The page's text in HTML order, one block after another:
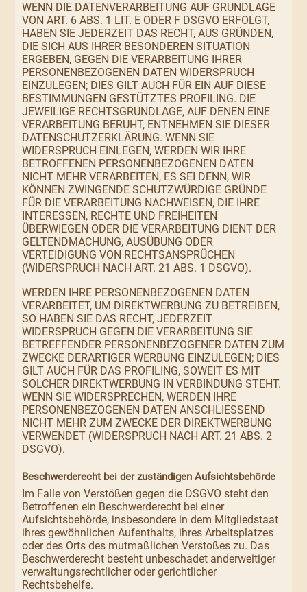
WENN DIE DATENVERARBEITUNG AUF GRUNDLAGE
VON ART. 6 ABS. 1 LIT. E ODER F DSGVO ERFOLGT,
HABEN SIE JEDERZEIT DAS RECHT, AUS GRÜNDEN,
DIE SICH AUS IHRER BESONDEREN SITUATION
ERGEBEN, GEGEN DIE VERARBEITUNG IHRER
PERSONENBEZOGENEN DATEN WIDERSPRUCH
EINZULEGEN; DIES GILT AUCH FÜR EIN AUF DIESE
BESTIMMUNGEN GESTÜTZTES PROFILING. DIE
JEWEILIGE RECHTSGRUNDLAGE, AUF DENEN EINE
VERARBEITUNG BERUHT, ENTNEHMEN SIE DIESER
DATENSCHUTZERKLÄRUNG. WENN SIE
WIDERSPRUCH EINLEGEN, WERDEN WIR IHRE
BETROFFENEN PERSONENBEZOGENEN DATEN
NICHT MEHR VERARBEITEN, ES SEI DENN, WIR
KÖNNEN ZWINGENDE SCHUTZWÜRDIGE GRÜNDE
FÜR DIE VERARBEITUNG NACHWEISEN, DIE IHRE
INTERESSEN, RECHTE UND FREIHEITEN
ÜBERWIEGEN ODER DIE VERARBEITUNG DIENT DER
GELTENDMACHUNG, AUSÜBUNG ODER
VERTEIDIGUNG VON RECHTSANSPRÜCHEN
(WIDERSPRUCH NACH ART. 21 ABS. 1 DSGVO).
WERDEN IHRE PERSONENBEZOGENEN DATEN
VERARBEITET, UM DIREKTWERBUNG ZU BETREIBEN,
SO HABEN SIE DAS RECHT, JEDERZEIT
WIDERSPRUCH GEGEN DIE VERARBEITUNG SIE
BETREFFENDER PERSONENBEZOGENER DATEN ZUM
ZWECKE DERARTIGER WERBUNG EINZULEGEN; DIES
GILT AUCH FÜR DAS PROFILING, SOWEIT ES MIT
SOLCHER DIREKTWERBUNG IN VERBINDUNG STEHT.
WENN SIE WIDERSPRECHEN, WERDEN IHRE
PERSONENBEZOGENEN DATEN ANSCHLIESSEND
NICHT MEHR ZUM ZWECKE DER DIREKTWERBUNG
VERWENDET (WIDERSPRUCH NACH ART. 21 ABS. 2
DSGVO).
Beschwerde­recht bei der zuständigen Aufsichts­behörde
Im Falle von Verstößen gegen die DSGVO steht den
Betroffenen ein Beschwerderecht bei einer
Aufsichtsbehörde, insbesondere in dem Mitgliedstaat
ihres gewöhnlichen Aufenthalts, ihres Arbeitsplatzes
oder des Orts des mutmaßlichen Verstoßes zu. Das
Beschwerderecht besteht unbeschadet anderweitiger
verwaltungsrechtlicher oder gerichtlicher
Rechtsbehelfe.